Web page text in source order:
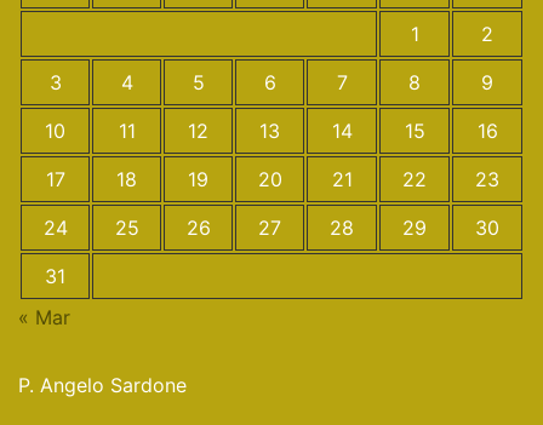
1
2
3
4 5 6 7 8
9
10
11 12 13 14 15
16
17
18 19 20 21 22
23
24
25 26 27 28 29
30
31
« Mar
P. Angelo Sardone